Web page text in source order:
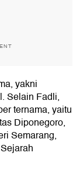
yakni
Selain Fadli,
ternama, yaitu
Diponegoro,
Semarang,